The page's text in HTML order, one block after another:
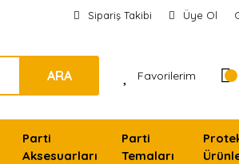
Sipariş Takibi Üye Ol
ARA Favorilerim
Parti
Aksesuarları
Parti
Temaları